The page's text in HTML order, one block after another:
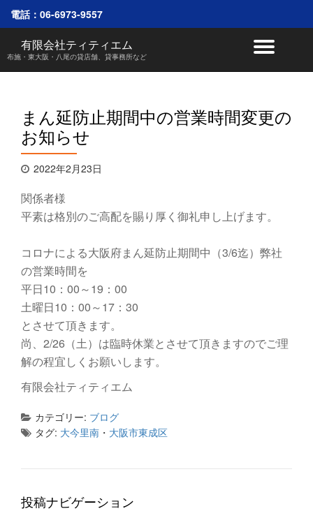
テ
電話： 06-6973-9557
ナ
ゲ
ン
を
替
有限会社ティティエム
布施・東大阪・八尾の貸店舗、貸事務所など
まん延防止期間中の営業時間変更の
お知らせ
2022年2月23日
関係者様
平素は格別のご高配を賜り厚く御礼申し上げます。
コロナによる大阪府まん延防止期間中（3/6迄）弊社
の営業時間を
平日10：00～19：00
土曜日10：00～17：30
とさせて頂きます。
尚、2/26（土）は臨時休業とさせて頂きますのでご理
解の程宜しくお願いします。
有限会社ティティエム
カテゴリー: ブログ
タグ: 大今里南 ・ 大阪市東成区
投稿ナビゲーション